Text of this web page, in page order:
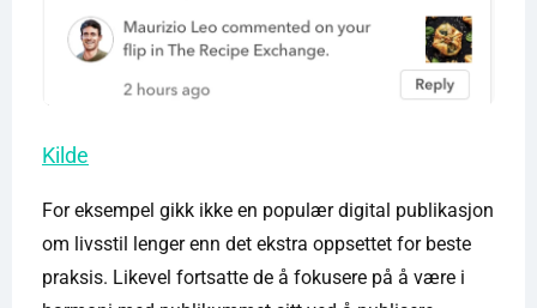
Kilde
For eksempel gikk ikke en populær digital publikasjon
om livsstil lenger enn det ekstra oppsettet for beste
praksis. Likevel fortsatte de å fokusere på å være i